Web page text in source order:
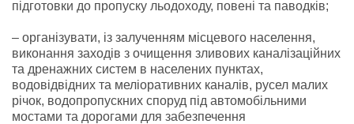
підготовки до пропуску льодоходу, повені та паводків;
– організувати, із залученням місцевого населення,
виконання заходів з очищення зливових каналізаційних
та дренажних систем в населених пунктах,
водовідвідних та меліоративних каналів, русел малих
річок, водопропускних споруд під автомобільними
мостами та дорогами для забезпечення